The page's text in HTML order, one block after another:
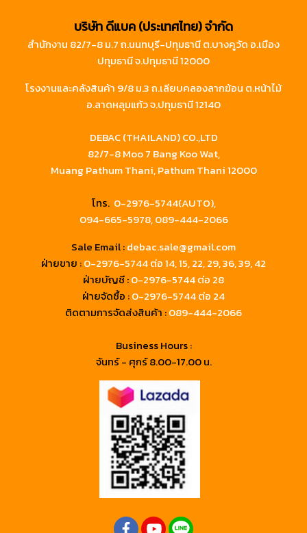
บริษัท ดีแบค (ประเทศไทย) จำกัด
สำนักงาน 82/7-8 ม.7 ถ.นนทบุรี-ปทุมธานี ต.บางคูวัด อ.เมือง
ปทุมธานี จ.ปทุมธานี 12000
โรงงานและคลังสินค้า 9/8 ม.3 ถ.เลียบคลองลากฆ้อน ต.หน้าไม้
อ.ลาดหลุมแก้ว จ.ปทุมธานี 12140
DEBAC (THAILAND) CO.,LTD
82/7-8 Moo 7 Bang Koo Wat,
Muang Pathum Thani, Pathum Thani 12000
โทร. 0-2976-5744(AUTO),
094-665-5978,089-444-2066
Sale Email :debac.sale@gmail.com
ฝ่ายขาย :0-2976-5744ต่อ 14, 15, 22, 29, 36, 39, 42
ฝ่ายบัญชี :0-2976-5744 ต่อ 28
ฝ่ายจัดซื้อ :0-2976-5744 ต่อ 24
ติดตามการจัดส่งสินค้า :089-444-2066
Business Hours :
จันทร์ - ศุกร์ 8.00-17.00 น.